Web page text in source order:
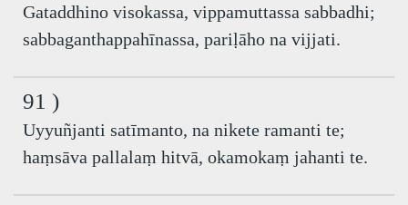
Gataddhino visokassa, vippamuttassa sabbadhi;
sabbaganthappahīnassa, pariḷāho na vijjati.
91 )
Uyyuñjanti satīmanto, na nikete ramanti te;
haṃsāva pallalaṃ hitvā, okamokaṃ jahanti te.